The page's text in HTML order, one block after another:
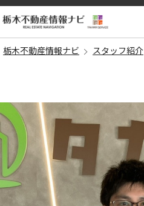
栃木不動産情報ナビ スタッフ紹介